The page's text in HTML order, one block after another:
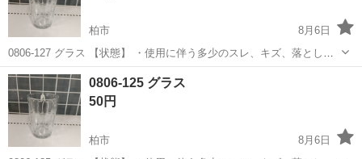
柏市
8月6日
0806-127 グラス 【状態】 ・使用に伴う多少のスレ、キズ、落としき
れない汚れなどございます ・詳細は現地でご確認ください ・お値引き
は出来かねますのでご了承願います ※中古品のため、状態については
ご...
千葉 柏市 現地
0806-125 グラス
50円
柏市
8月6日